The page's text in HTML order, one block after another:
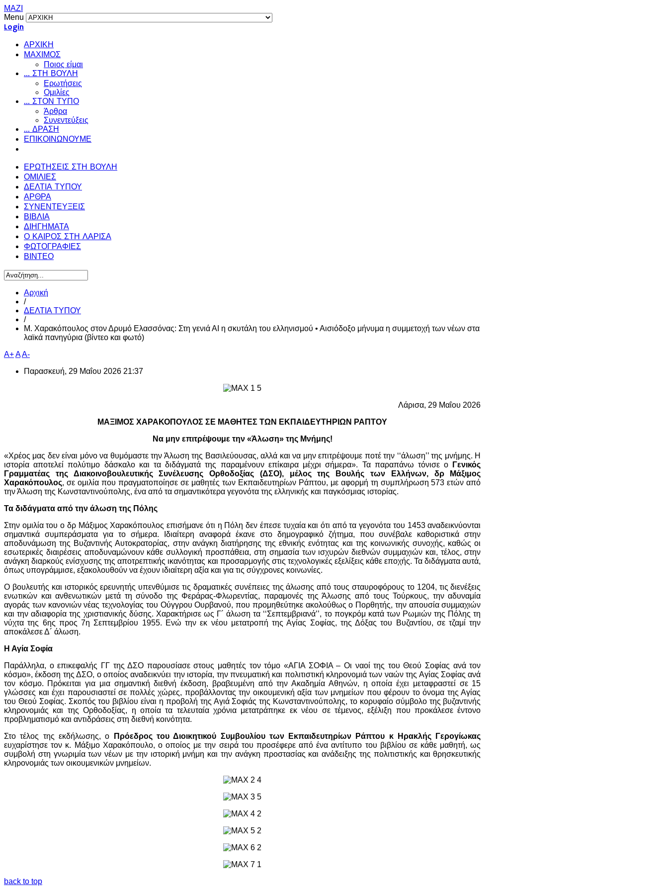
ΜΑΖΙ
Menu
Login
ΑΡΧΙΚΗ
ΜΑΧΙΜΟΣ
Ποιος είμαι
... ΣΤΗ ΒΟΥΛΗ
Ερωτήσεις
Ομιλίες
... ΣΤΟΝ ΤΥΠΟ
Άρθρα
Συνεντεύξεις
... ΔΡΑΣΗ
ΕΠΙΚΟΙΝΩΝΟΥΜΕ
ΕΡΩΤΗΣΕΙΣ ΣΤΗ ΒΟΥΛΗ
ΟΜΙΛΙΕΣ
ΔΕΛΤΙΑ ΤΥΠΟΥ
ΑΡΘΡΑ
ΣΥΝΕΝΤΕΥΞΕΙΣ
ΒΙΒΛΙΑ
ΔΙΗΓΗΜΑΤΑ
Ο ΚΑΙΡΟΣ ΣΤΗ ΛΑΡΙΣΑ
ΦΩΤΟΓΡΑΦΙΕΣ
ΒΙΝΤΕΟ
Αρχική
/
ΔΕΛΤΙΑ ΤΥΠΟΥ
/
Μ. Χαρακόπουλος στον Δρυμό Ελασσόνας: Στη γενιά ΑΙ η σκυτάλη του ελληνισμού • Αισιόδοξο μήνυμα η συμμετοχή των νέων στα
λαϊκά πανηγύρια (βίντεο και φωτό)
A+AA-
Παρασκευή, 29 Μαΐου 2026 21:37
Λάρισα, 29 Μαΐου 2026
ΜΑΞΙΜΟΣ ΧΑΡΑΚΟΠΟΥΛΟΣ ΣΕ ΜΑΘΗΤΕΣ ΤΩΝ ΕΚΠΑΙΔΕΥΤΗΡΙΩΝ ΡΑΠΤΟΥ
Να μην επιτρέψουμε την «Άλωση» της Μνήμης!
«Χρέος μας δεν είναι μόνο να θυμόμαστε την Άλωση της Βασιλεύουσας, αλλά και να μην επιτρέψουμε ποτέ την ‘‘άλωση’’ της μνήμης. Η
ιστορία αποτελεί πολύτιμο δάσκαλο και τα διδάγματά της παραμένουν επίκαιρα μέχρι σήμερα». Τα παραπάνω τόνισε ο
Γενικός
Γραμματέας της Διακοινοβουλευτικής Συνέλευσης Ορθοδοξίας (ΔΣΟ), μέλος της Βουλής των Ελλήνων, δρ Μάξιμος
Χαρακόπουλος, σε ομιλία που πραγματοποίησε σε μαθητές των Εκπαιδευτηρίων Ράπτου, με αφορμή τη συμπλήρωση 573 ετών από
την Άλωση της Κωνσταντινούπολης, ένα από τα σημαντικότερα γεγονότα της ελληνικής και παγκόσμιας ιστορίας.
Τα διδάγματα από την άλωση της Πόλης
Στην ομιλία του ο δρ Μάξιμος Χαρακόπουλος επισήμανε ότι η Πόλη δεν έπεσε τυχαία και ότι από τα γεγονότα του 1453 αναδεικνύονται
σημαντικά συμπεράσματα για το σήμερα. Ιδιαίτερη αναφορά έκανε στο δημογραφικό ζήτημα, που συνέβαλε καθοριστικά στην
αποδυνάμωση της Βυζαντινής Αυτοκρατορίας, στην ανάγκη διατήρησης της εθνικής ενότητας και της κοινωνικής συνοχής, καθώς οι
εσωτερικές διαιρέσεις αποδυναμώνουν κάθε συλλογική προσπάθεια, στη σημασία των ισχυρών διεθνών συμμαχιών και, τέλος, στην
ανάγκη διαρκούς ενίσχυσης της αποτρεπτικής ικανότητας και προσαρμογής στις τεχνολογικές εξελίξεις κάθε εποχής. Τα διδάγματα αυτά,
όπως υπογράμμισε, εξακολουθούν να έχουν ιδιαίτερη αξία και για τις σύγχρονες κοινωνίες.
Ο βουλευτής και ιστορικός ερευνητής υπενθύμισε τις δραματικές συνέπειες της άλωσης από τους σταυροφόρους το 1204, τις διενέξεις
ενωτικών και ανθενωτικών μετά τη σύνοδο της Φεράρας-Φλωρεντίας, παραμονές της Άλωσης από τους Τούρκους, την αδυναμία
αγοράς των κανονιών νέας τεχνολογίας του Ούγγρου Ουρβανού, που προμηθεύτηκε ακολούθως ο Πορθητής, την απουσία συμμαχιών
και την αδιαφορία της χριστιανικής δύσης. Χαρακτήρισε ως Γ´ άλωση τα ‘‘Σεπτεμβριανά’’, το πογκρόμ κατά των Ρωμιών της Πόλης τη
νύχτα της 6ης προς 7η Σεπτεμβρίου 1955. Ενώ την εκ νέου μετατροπή της Αγίας Σοφίας, της Δόξας του Βυζαντίου, σε τζαμί την
αποκάλεσε Δ´ άλωση.
Η Αγία Σοφία
Παράλληλα, ο επικεφαλής ΓΓ της ΔΣΟ παρουσίασε στους μαθητές τον τόμο «ΑΓΙΑ ΣΟΦΙΑ – Οι ναοί της του Θεού Σοφίας ανά τον
κόσμο», έκδοση της ΔΣΟ, ο οποίος αναδεικνύει την ιστορία, την πνευματική και πολιτιστική κληρονομιά των ναών της Αγίας Σοφίας ανά
τον κόσμο. Πρόκειται για μια σημαντική διεθνή έκδοση, βραβευμένη από την Ακαδημία Αθηνών, η οποία έχει μεταφραστεί σε 15
γλώσσες και έχει παρουσιαστεί σε πολλές χώρες, προβάλλοντας την οικουμενική αξία των μνημείων που φέρουν το όνομα της Αγίας
του Θεού Σοφίας. Σκοπός του βιβλίου είναι η προβολή της Αγιά Σοφιάς της Κωνσταντινούπολης, το κορυφαίο σύμβολο της βυζαντινής
κληρονομιάς και της Ορθοδοξίας, η οποία τα τελευταία χρόνια μετατράπηκε εκ νέου σε τέμενος, εξέλιξη που προκάλεσε έντονο
προβληματισμό και αντιδράσεις στη διεθνή κοινότητα.
Στο τέλος της εκδήλωσης, ο
Πρόεδρος του Διοικητικού Συμβουλίου των Εκπαιδευτηρίων Ράπτου κ Ηρακλής Γερογίωκας
ευχαρίστησε τον κ. Μάξιμο Χαρακόπουλο, ο οποίος με την σειρά του προσέφερε από ένα αντίτυπο του βιβλίου σε κάθε μαθητή, ως
συμβολή στη γνωριμία των νέων με την ιστορική μνήμη και την ανάγκη προστασίας και ανάδειξης της πολιτιστικής και θρησκευτικής
κληρονομιάς των οικουμενικών μνημείων.
back to top